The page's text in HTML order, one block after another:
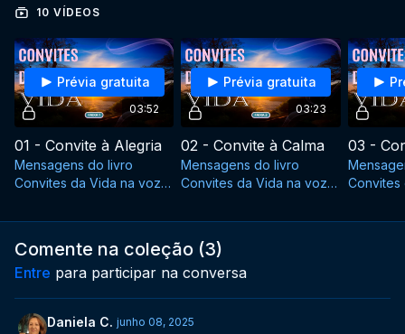
DATA:
1983
10 VÍDEOS
03:52
Prévia gratuita
01 - Convite à Alegria
Mensagens do livro
Convites da Vida na voz
03:23
Prévia gratuita
02 - Convite à Calma
Mensagens do livro
Convites da Vida na voz
Convites
Comente na coleção (3)
Entre para participar na conversa
Daniela C. junho 08, 2025